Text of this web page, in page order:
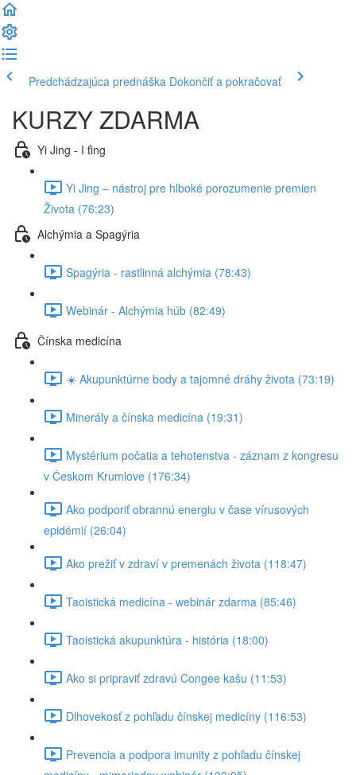
Predchádzajúca prednáška Dokončiť a pokračovať
KURZY ZDARMA
Yi Jing - I ťing
Yi Jing – nástroj pre hlboké porozumenie premien
Života (76:23)
Alchýmia a Spagýria
Spagýria - rastlinná alchýmia (78:43)
Webinár - Alchýmia húb (82:49)
Čínska medicína
☀️ Akupunktúrne body a tajomné dráhy života (73:19)
Minerály a čínska medicína (19:31)
Mystérium počatia a tehotenstva - záznam z kongresu
v Českom Krumlove (176:34)
Ako podporiť obrannú energiu v čase vírusových
epidémií (26:04)
Ako prežiť v zdraví v premenách života (118:47)
Taoistická medicína - webinár zdarma (85:46)
Taoistická akupunktúra - história (18:00)
Ako si pripraviť zdravú Congee kašu (11:53)
Dlhovekosť z pohľadu čínskej medicíny (116:53)
Prevencia a podpora imunity z pohľadu čínskej